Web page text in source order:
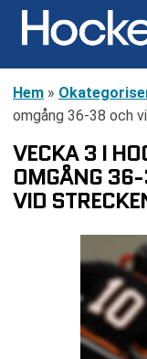
Hem »
omgång 36-38 och
VECKA 3 I
OMGÅNG
VID